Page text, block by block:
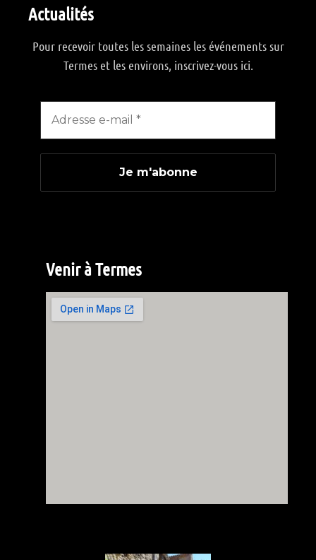
Actualités
Pour recevoir toutes les semaines les événements sur
Termes et les environs, inscrivez-vous ici.
Venir à Termes